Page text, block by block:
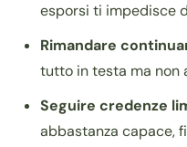
esporsi ti impedisce
Rimandare
tutto in testa ma non
Seguire credenze
abbastanza capace,